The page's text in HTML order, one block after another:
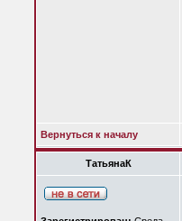
Вернуться к началу
ТатьянаК